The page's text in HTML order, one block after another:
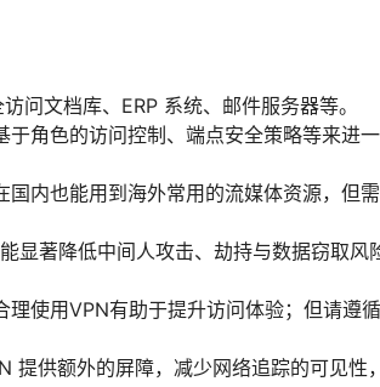
问文档库、ERP 系统、邮件服务器等。
于角色的访问控制、端点安全策略等来进
内也能用到海外常用的流媒体资源，但
显著降低中间人攻击、劫持与数据窃取风
理使用VPN有助于提升访问体验；但请遵
提供额外的屏障，减少网络追踪的可见性